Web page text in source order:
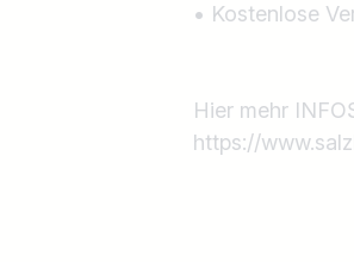
• Kostenlose
Hier mehr
https://